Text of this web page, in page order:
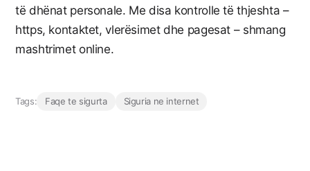
të dhënat personale. Me disa kontrolle të thjeshta –
https, kontaktet, vlerësimet dhe pagesat – shmang
mashtrimet online.
Tags: Faqe te sigurta Siguria ne internet